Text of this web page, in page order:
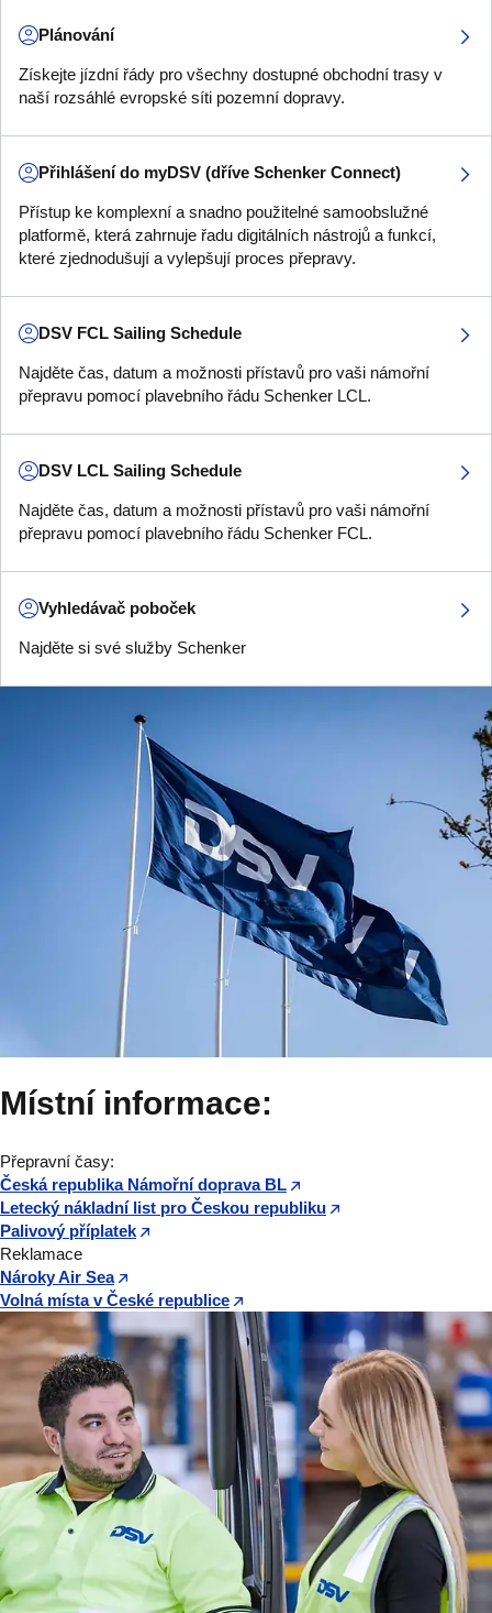
Plánování
Získejte jízdní řády pro všechny dostupné obchodní trasy v
naší rozsáhlé evropské síti pozemní dopravy.
Přihlášení do myDSV (dříve Schenker Connect)
Přístup ke komplexní a snadno použitelné samoobslužné
platformě, která zahrnuje řadu digitálních nástrojů a funkcí,
které zjednodušují a vylepšují proces přepravy.
DSV FCL Sailing Schedule
Najděte čas, datum a možnosti přístavů pro vaši námořní
přepravu pomocí plavebního řádu Schenker LCL.
DSV LCL Sailing Schedule
Najděte čas, datum a možnosti přístavů pro vaši námořní
přepravu pomocí plavebního řádu Schenker FCL.
Vyhledávač poboček
Najděte si své služby Schenker
Místní informace:
Přepravní časy:
Česká republika Námořní doprava BL
Letecký nákladní list pro Českou republiku
Palivový příplatek
Reklamace
Nároky Air Sea
Volná místa v České republice